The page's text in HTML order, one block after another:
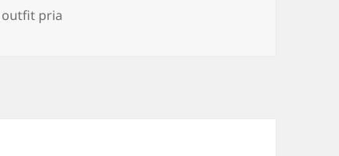
Tags
outfit pria